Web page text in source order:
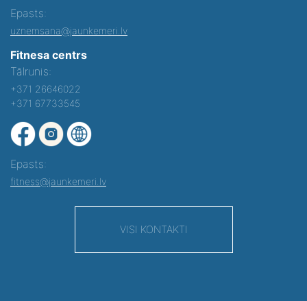
Epasts:
uznemsana@jaunkemeri.lv
Fitnesa centrs
Tālrunis:
+371 26646022
+371 67733545
Epasts:
fitness@jaunkemeri.lv
VISI KONTAKTI